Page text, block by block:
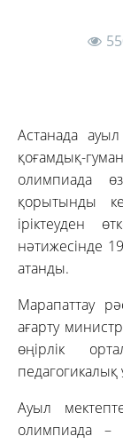
Астанада
қоғамдық-
олимпиада
қорытынды
іріктеуден
нәтижесінде
атанды.
Марапаттау
ағарту
өңірлік
Ауыл
олимпиада –